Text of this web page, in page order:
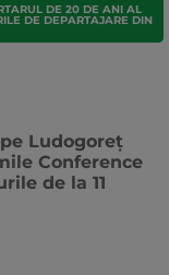
DE 20 DE ANI AL
DE DEPARTAJARE DIN
Ludogoreț
Conference
de la 11